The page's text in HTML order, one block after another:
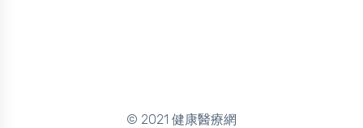
© 2021 健康醫療網